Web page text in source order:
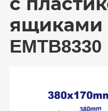
ящиками
EMTB8330